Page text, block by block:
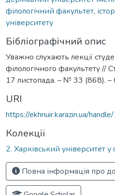
філологічний факультет,
університету
Бібліографічний опис
Уважно слухають лекції
філологічного факультету //
17 листопада. – № 33 (868). –
URI
https://ekhnuir.karazin.ua/
Колекції
2. Харківський університет
Повна інформація про